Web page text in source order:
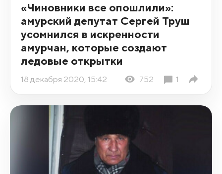
«Чиновники все опошлили»:
амурский депутат Сергей Труш
усомнился в искренности
амурчан, которые создают
ледовые открытки
18 декабря 2020, 15:42 752 1